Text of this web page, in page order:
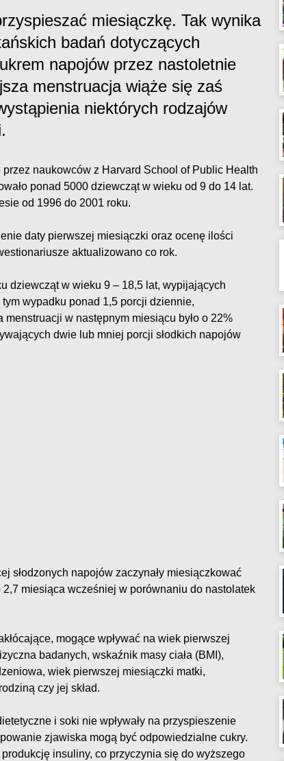
miesiączkę. Tak wynika
badań dotyczących
napojów przez nastoletnie
menstruacja wiąże się zaś
niektórych rodzajów
przez naukowców z Harvard School of Public Health
ponad 5000 dziewcząt w wieku od 9 do 14 lat.
od 1996 do 2001 roku.
daty pierwszej miesiączki oraz ocenę ilości
aktualizowano co rok.
dziewcząt w wieku 9 – 18,5 lat, wypijających
wypadku ponad 1,5 porcji dziennie,
w następnym miesiącu było o 22%
dwie lub mniej porcji słodkich napojów
słodzonych napojów zaczynały miesiączkować
miesiąca wcześniej w porównaniu do nastolatek
mogące wpływać na wiek pierwszej
badanych, wskaźnik masy ciała (BMI),
wiek pierwszej miesiączki matki,
czy jej skład.
i soki nie wpływały na przyspieszenie
zjawiska mogą być odpowiedzialne cukry.
insuliny, co przyczynia się do wyższego